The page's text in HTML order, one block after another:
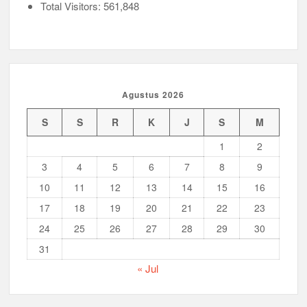
Tahun
Total Visitors:561,848
Agustus 2026
S S R K J S
M
1
2
3
4 5 6 7 8
9
10
11 12 13 14 15
16
17
18 19 20 21 22
23
24
25 26 27 28 29
30
31
« Jul